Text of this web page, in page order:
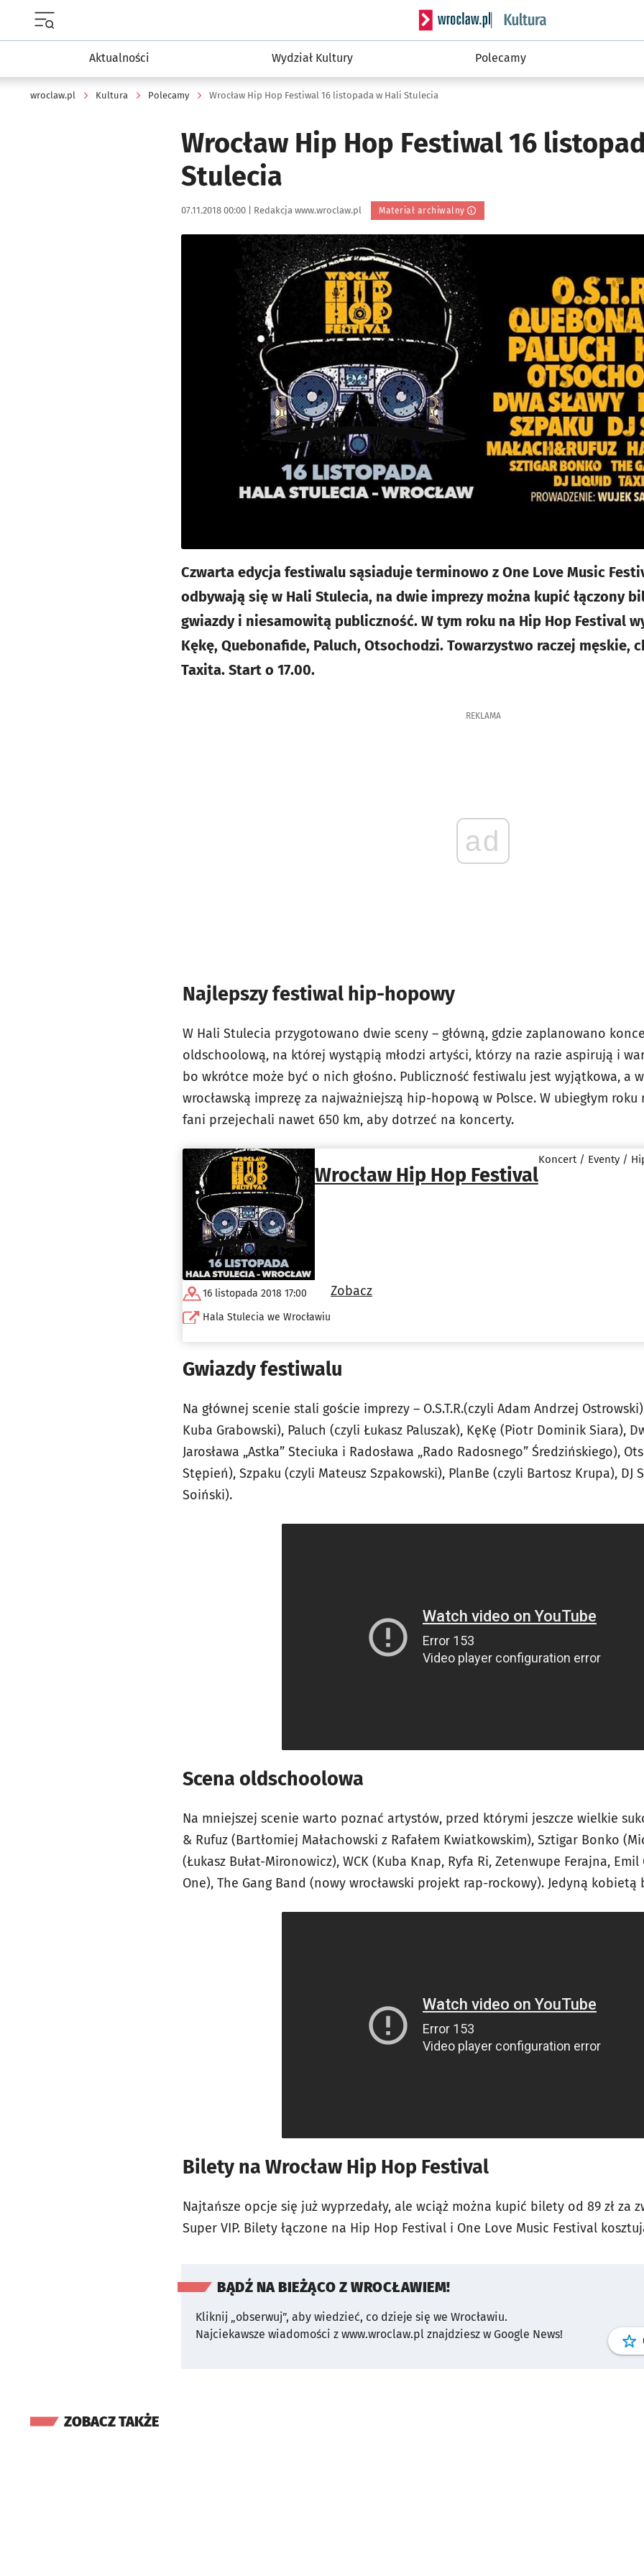
Serwis informacyjny wroclaw.pl podserwis:
Aktualności Wydział Kultury Polecamy
wroclaw.pl Kultura Polecamy Wrocław Hip Hop Festiwal 16 listopada w Hali Stulecia
Wrocław Hip Hop Festiwal 16
Stulecia
Data publikacji:
07.11.2018 00:00 | Autor:
Redakcja www.wroclaw.pl Materiał archiwalny
Kliknij, aby powiększyć
Czwarta edycja festiwalu sąsiaduje terminowo z One Love Music
odbywają się w Hali Stulecia, na dwie imprezy można kupić łączony
gwiazdy i niesamowitą publiczność. W tym roku na Hip Hop Festival
Kękę, Quebonafide, Paluch, Otsochodzi. Towarzystwo raczej męskie,
Taxita. Start o 17.00.
REKLAMA
ad
Najlepszy festiwal hip-hopowy
W Hali Stulecia przygotowano dwie sceny – główną, gdzie zaplanowano
oldschoolową, na której wystąpią młodzi artyści, którzy na razie aspirują i
bo wkrótce może być o nich głośno. Publiczność festiwalu jest wyjątkowa, a
wrocławską imprezę za najważniejszą hip-hopową w Polsce. W ubiegłym
fani przejechali nawet 650 km, aby dotrzeć na koncerty.
Wrocław Hip Hop Festival
Koncert / Eventy /
16 listopada 2018 17:00
Hala Stulecia we Wrocławiu
Zobacz
Gwiazdy festiwalu
Na głównej scenie stali goście imprezy – O.S.T.R.(czyli Adam Andrzej
Kuba Grabowski), Paluch (czyli Łukasz Paluszak), KęKę (Piotr Dominik Siara),
Jarosława „Astka” Steciuka i Radosława „Rado Radosnego” Średzińskiego),
Stępień), Szpaku (czyli Mateusz Szpakowski), PlanBe (czyli Bartosz Krupa), DJ
Soiński).
Scena oldschoolowa
Na mniejszej scenie warto poznać artystów, przed którymi jeszcze wielkie
& Rufuz (Bartłomiej Małachowski z Rafałem Kwiatkowskim), Sztigar Bonko
(Łukasz Bułat-Mironowicz), WCK (Kuba Knap, Ryfa Ri, Zetenwupe Ferajna, Emil
One), The Gang Band (nowy wrocławski projekt rap-rockowy). Jedyną kobietą
Bilety na Wrocław Hip Hop Festival
Najtańsze opcje się już wyprzedały, ale wciąż można kupić bilety od 89 zł za
Super VIP. Bilety łączone na Hip Hop Festival i One Love Music Festival
BĄDŹ NA BIEŻĄCO Z WROCŁAWIEM!
Kliknij „obserwuj”, aby wiedzieć, co dzieje się we Wrocławiu.
Najciekawsze wiadomości z www.wroclaw.pl znajdziesz w Google News!
ZOBACZ TAKŻE